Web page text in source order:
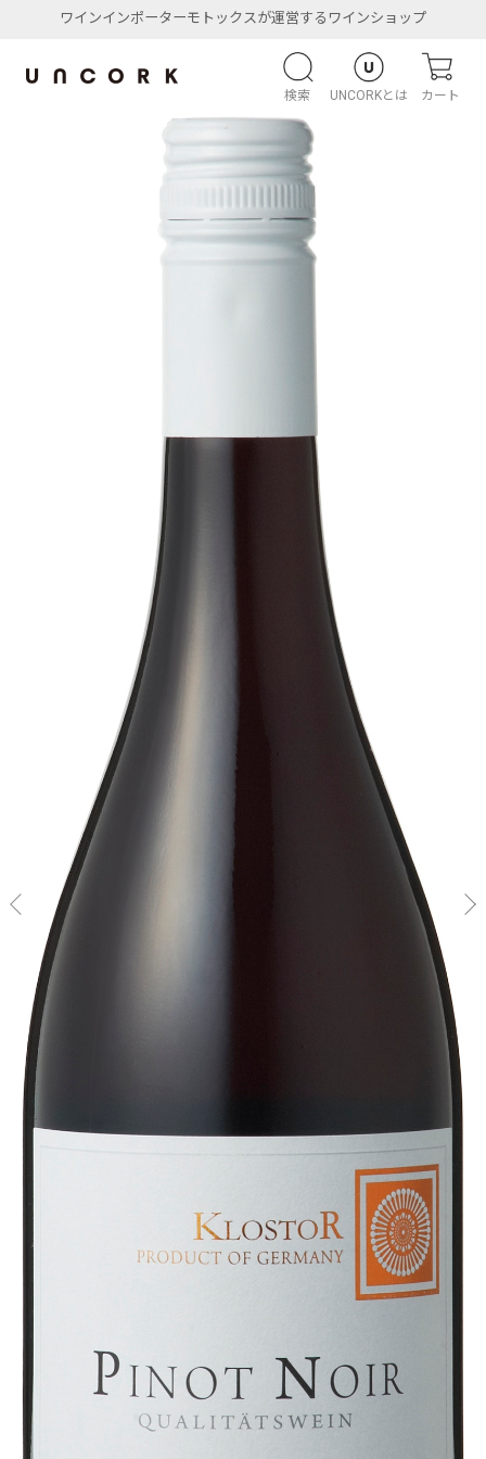
ワインインポーターモトックスが運営するワインショップ
検索 UNCORKとは カート